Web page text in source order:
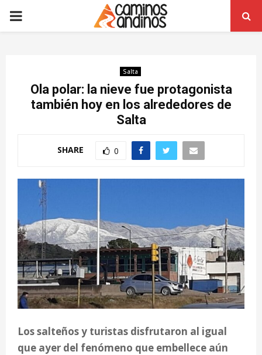
PRIMARY
Salta
Ola polar: la nieve fue protagonista
también hoy en los alrededores de
Salta
SHARE 0
Los salteños y turistas disfrutaron al igual
que ayer del fenómeno que embellece aún